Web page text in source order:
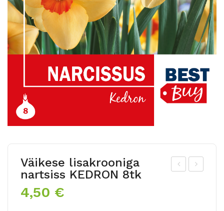
Väikese lisakrooniga
nartsiss KEDRON 8tk
4,50 €